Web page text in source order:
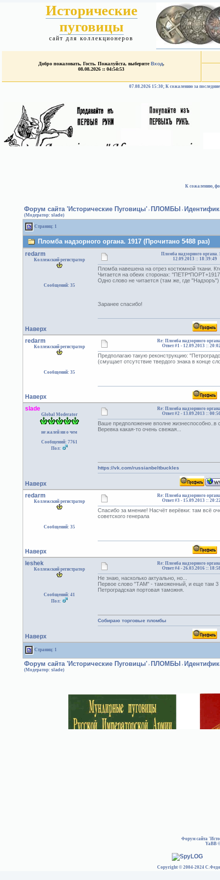
Исторические
пуговицы
сайт для коллекционеров
Добро пожаловать, Гость. Пожалуйста, выберитеВход.
08.08.2026 :: 04:54:53
07.08.2026 15:30; К сожалению за
К сожалению,
Форум сайта 'Исторические Пуговицы' › ПЛОМБЫ ›
(Модератор: slade)
Страниц: 1
Пломба надзорного органа. 1917 (Прочитано 5488 раз)
redarm
Коллежский регистратор
Сообщений: 35
Пломба надзорного органа.
12.09.2013 :: 18:39:49
Пломба навешена на отрез костюмной ткани.
Читается на обеих сторонах:
Одно слово не читается (там же, где "Надзоръ")
Заранее спасибо!
Наверх
redarm
Коллежский регистратор
Сообщений: 35
Re: Пломба надзорного
Ответ #1 - 12.09.2013 ::
Предполагаю такую реконструкцию:
(смущает отсутствие твердого знака в конце
Наверх
slade
Global Moderator
не жалей ни о чем
Сообщений: 7761
Пол:
Re: Пломба надзорного
Ответ #2 - 13.09.2013 ::
Ваше предположение вполне
Веревка какая-то очень свежая...
Наверх
https://vk.com/russianbeltbuckles
redarm
Коллежский регистратор
Сообщений: 35
Re: Пломба надзорного
Ответ #3 - 15.09.2013 ::
Спасибо за мнение! Насчёт верёвки: там всё
советского генерала
Наверх
leshek
Коллежский регистратор
Сообщений: 41
Пол:
Re: Пломба надзорного
Ответ #4 -26.03.2016 ::
Не знаю, насколько актуально, но...
Первое слово "ТАМ" - таможенный, и еще там
Петроградская портовая таможня.
Наверх
Собираю торговые пломбы
Страниц: 1
Форум сайта 'Исторические Пуговицы' › ПЛОМБЫ ›
(Модератор: slade)
Форум сайта
YaBB
Copyright © 2004-2024